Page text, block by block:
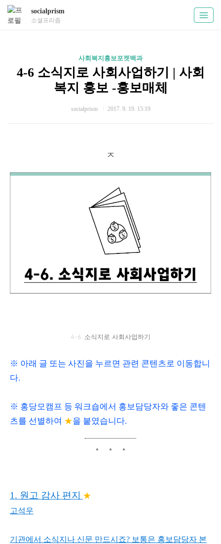
socialprism
소셜프리즘
사회복지홍보포켓백과
4-6 소식지로 사회사업하기 | 사회
복지 홍보 -홍보매체
socialprism 2017. 9. 19. 15:19
ㅈ
4-6. 소식지로 사회사업하기
※ 아래 글 또는 사진을 누르면 관련 콘텐츠로 이동합니
다.
※ 홍당모캠프 등 워크숍에서 홍보담당자와 좋은 콘텐
츠를 선별하여 ★을 붙였습니다.
1. 원고 감사 편지 ★
고석우
기관에서 소식지나 신문 만드시죠? 보통은 홍보담당자 본